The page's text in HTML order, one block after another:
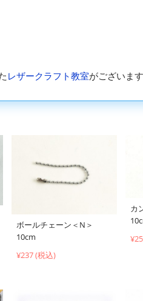
レザークラフト教室がございま
ボールチェーン＜N＞
10cm
¥237 (税込)
カ